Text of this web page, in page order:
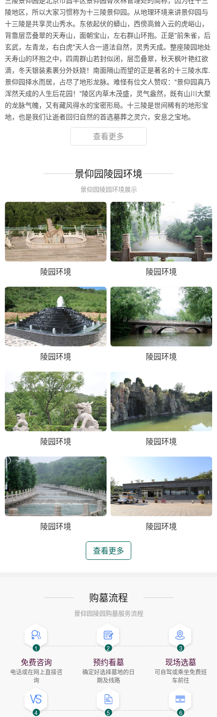
陵地区，所以大家习惯称为十三陵景仰园。从地理环境来讲景仰园与
十三陵是共享灵山秀水。东依起伏的蟒山，西傍高耸入云的虎峪山，
背靠层峦叠翠的天寿山，面朝宝山，左右群山环抱。正是"前朱雀，后
玄武，左青龙，右白虎"天人合一道法自然，灵秀天成。整座陵园地处
天寿山的环抱之中，四周群山若封似闭，层峦叠翠，秋天枫叶艳红欲
滴，冬天银装素裹分外妖娆！南面隔山而望的正是著名的十三陵水库.
景仰园择水而居，占尽了地形龙脉。难怪有位文人赞叹："景仰园真乃
浑然天成的人生后花园！"陵区内草木茂盛，灵气盎然，既有山川大聚
的龙脉气魄，又有藏风得水的宝密形局。十三陵是世间稀有的地形宝
地，也是我们让逝者回归自然的首选墓葬之灵穴，安息之宝地。
查看更多
景仰园陵园环境
景仰园陵园环境展示
陵园环境 陵园环境
陵园环境 陵园环境
陵园环境 陵园环境
陵园环境 陵园环境
查看更多
购墓流程
景仰园陵园购墓服务流程
1
免费咨询
电话或在网上直接咨
询
2
预约看墓
确定好选择墓地的日
期及线路
3
现场选墓
可自驾或乘坐免费班
车前往
4 5 6